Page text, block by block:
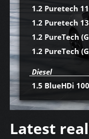
1.2 Puretech
1.2 Puretech
1.2 PureTech
1.2 PureTech
Diesel
1.5 BlueHDi
Latest